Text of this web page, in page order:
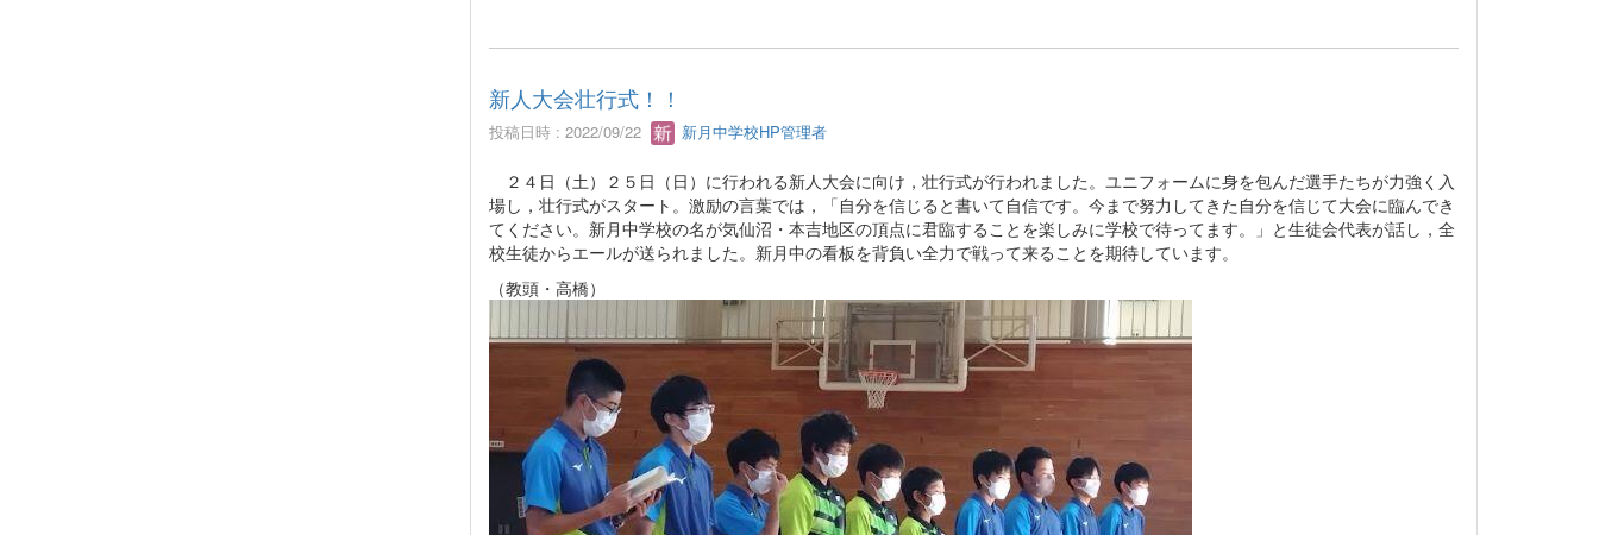
新人大会壮行式！！
投稿日時 : 2022/09/22 新月中学校HP管理者
２４日（土）２５日（日）に行われる新人大会に向け，壮行式が行われました。ユニフォームに身を包んだ選手たちが力強く入
場し，壮行式がスタート。激励の言葉では，「自分を信じると書いて自信です。今まで努力してきた自分を信じて大会に臨んでき
てください。新月中学校の名が気仙沼・本吉地区の頂点に君臨することを楽しみに学校で待ってます。」と生徒会代表が話し，全
校生徒からエールが送られました。新月中の看板を背負い全力で戦って来ることを期待しています。
（教頭・高橋）